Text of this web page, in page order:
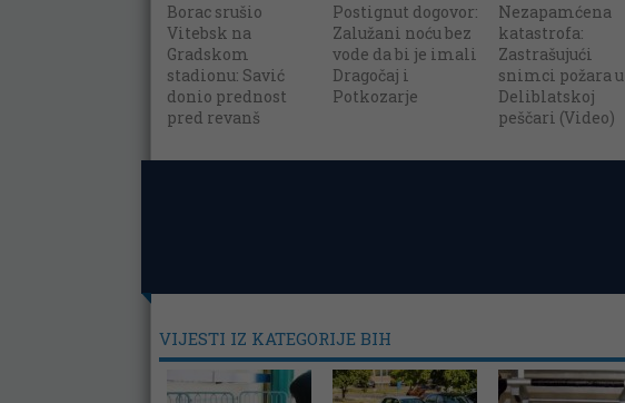
Borac srušio
Vitebsk na
Gradskom
stadionu: Savić
donio prednost
pred revanš
Postignut dogovor:
Zalužani noću bez
vode da bi je imali
Dragočaj i
Potkozarje
Nezapamćena
katastrofa:
Zastrašujući
snimci požara u
Deliblatskoj
peščari (Video)
VIJESTI IZ KATEGORIJE BIH